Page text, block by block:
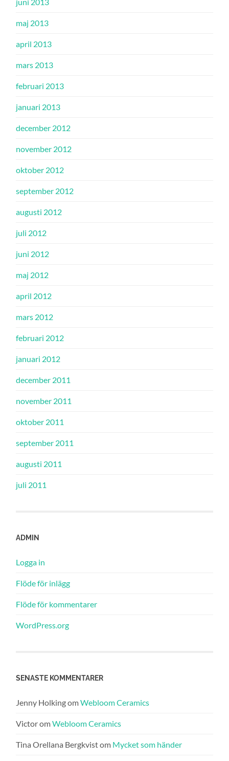
maj 2013
april 2013
mars 2013
februari 2013
januari 2013
december 2012
november 2012
oktober 2012
september 2012
augusti 2012
juli 2012
juni 2012
maj 2012
april 2012
mars 2012
februari 2012
januari 2012
december 2011
november 2011
oktober 2011
september 2011
augusti 2011
juli 2011
ADMIN
Logga in
Flöde för inlägg
Flöde för kommentarer
WordPress.org
SENASTE KOMMENTARER
Jenny HolkingomWebloom Ceramics
VictoromWebloom Ceramics
Tina Orellana Bergkvistom Mycket som händer